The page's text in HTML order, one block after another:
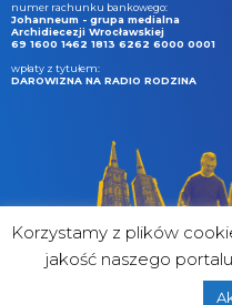
numer rachunku bankowego:
Johanneum - grupa medialna
Archidiecezji Wrocławskiej
69 1600 1462 1813 6262 6000 0001
wpłaty z tytułem:
DAROWIZNA NA RADIO RODZINA
Korzystamy z plików
jakość naszego portalu